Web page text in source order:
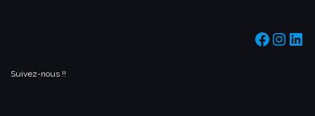
Suivez-nous !!